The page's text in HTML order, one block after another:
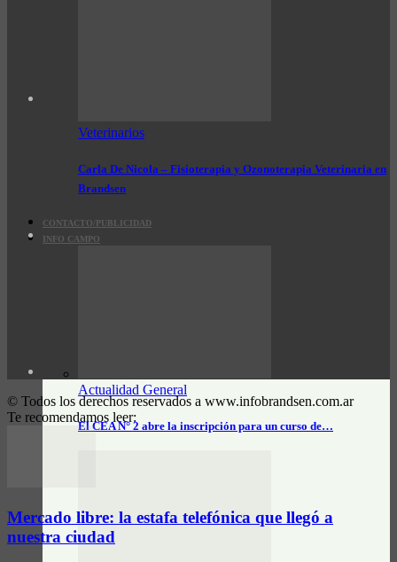
Veterinarios
Carla De Nicola – Fisioterapia y Ozonoterapia Veterinaria en
Brandsen
CONTACTO/PUBLICIDAD
INFO CAMPO
Actualidad General
El CEA N° 2 abre la inscripción para un curso de…
© Todos los derechos reservados a www.infobrandsen.com.ar
Te recomendamos leer:
Mercado libre: la estafa telefónica que llegó a
nuestra ciudad